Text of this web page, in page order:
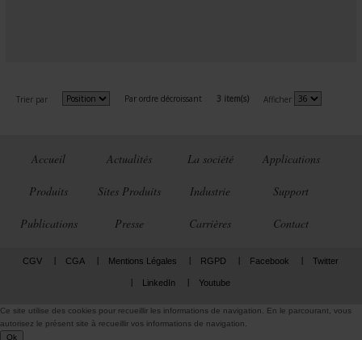
Trier par Par ordre décroissant 3 item(s) Afficher
Accueil Actualités La société Applications
Produits Sites Produits Industrie Support
Publications Presse Carrières Contact
CGV CGA Mentions Légales RGPD Facebook Twitter
LinkedIn Youtube
Ce site utilise des cookies pour recueillir les informations de navigation. En le parcourant, vous
autorisez le présent site à recueillir vos informations de navigation.
Ok